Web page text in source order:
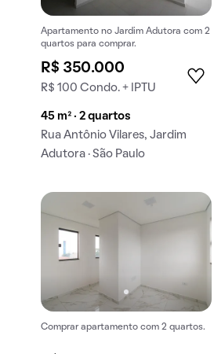
Apartamento no Jardim Adutora com 2
quartos para comprar.
R$ 350.000
R$ 100 Condo. + IPTU
45 m² · 2 quartos
Rua Antônio Vilares, Jardim
Adutora · São Paulo
Comprar apartamento com 2 quartos.